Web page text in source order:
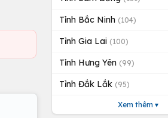
Tỉnh Bắc Ninh (104)
Tỉnh Gia Lai (100)
Tỉnh Hưng Yên (99)
Tỉnh Đắk Lắk (95)
Xem thêm ▾